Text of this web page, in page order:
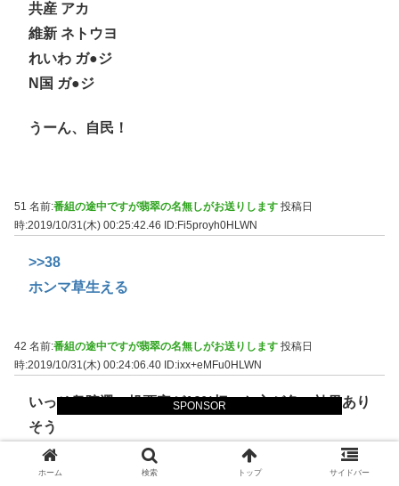
SPONSOR
共産 アカ
維新 ネトウヨ
れいわ ガ●ジ
N国 ガ●ジ
うーん、自民！
51 名前:番組の途中ですが翡翠の名無しがお送りします 投稿日
時:2019/10/31(木) 00:25:42.46
ID:Fi5proyh0HLWN
>>38
ホンマ草生える
42 名前:番組の途中ですが翡翠の名無しがお送りします 投稿日
時:2019/10/31(木) 00:24:06.40 ID:ixx+eMFu0HLWN
いっそ衆院選の投票率が10%切った方が色々効果あり
そう
ホーム 検索 トップ サイドバー